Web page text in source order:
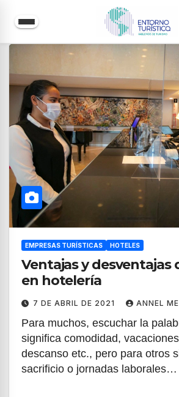
Saltar
contenido
EMPRESAS TURÍSTICAS HOTELES
Ventajas y desventajas
en hotelería
7 DE ABRIL DE 2021 ANNEL
Para muchos, escuchar la
significa comodidad,
descanso etc., pero para otros
sacrificio o jornadas laborales…